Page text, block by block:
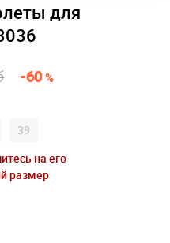
для
-60%
39
на его
размер